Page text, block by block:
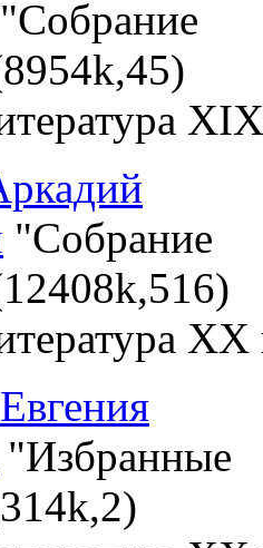
"Собрание
"Собрание
XX
"Избранные